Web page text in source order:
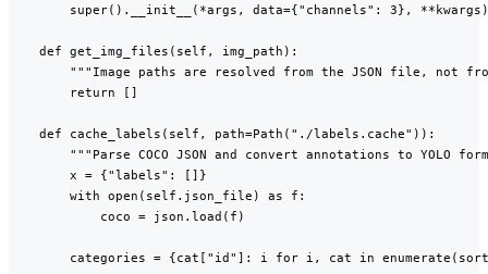
        super().__init__(*args, data={"channels": 3}, **kwargs)
    def get_img_files(self, img_path):
"""Image paths are resolved from the JSON file, not
        return []
    def cache_labels(self, path=Path("./labels.cache")):
"""Parse COCO JSON and convert annotations to YOLO
        x = {"labels": []}
        with open(self.json_file) as f:
            coco = json.load(f)
categories = {cat["id"]: i for i, cat in